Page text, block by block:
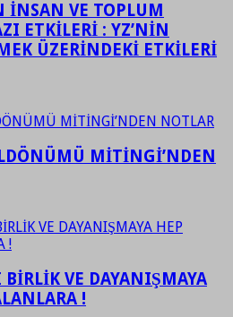
İNSAN VE TOPLUM
ETKİLERİ : YZ’NİN
ÜZERİNDEKİ ETKİLERİ
MİTİNGİ’NDEN
BİRLİK VE DAYANIŞMAYA
!